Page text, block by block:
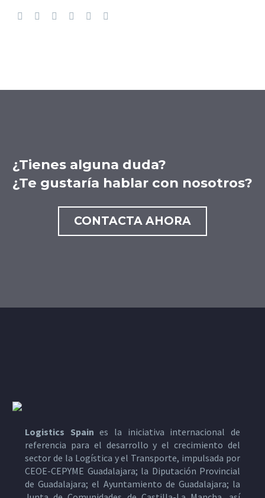
¿Tienes alguna duda?
¿Te gustaría hablar con nosotros?
CONTACTA AHORA
Logistics Spain es la iniciativa internacional de
referencia para el desarrollo y el crecimiento del
sector de la Logística y el Transporte, impulsada por
CEOE-CEPYME Guadalajara; la Diputación Provincial
de Guadalajara; el Ayuntamiento de Guadalajara; la